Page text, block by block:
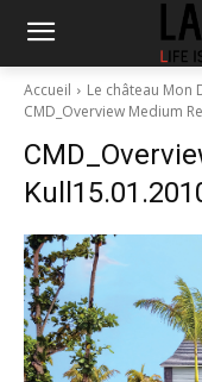
Accueil
Le château Mon
CMD_Overview Medium